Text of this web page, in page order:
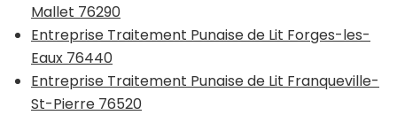
Mallet 76290
Entreprise Traitement Punaise de Lit Forges-les-
Eaux 76440
Entreprise Traitement Punaise de Lit Franqueville-
St-Pierre 76520